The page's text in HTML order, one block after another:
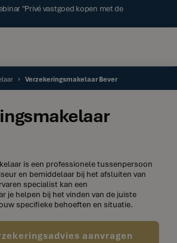
"Privé vastgoed kopen met de
Verzekeringsmakelaar Bever
is een professionele tussenpersoon
en bemiddelaar bij het afsluiten van
specialist kan een
je helpen bij het vinden van de juiste
specifieke behoeften en situatie.
aanvragen